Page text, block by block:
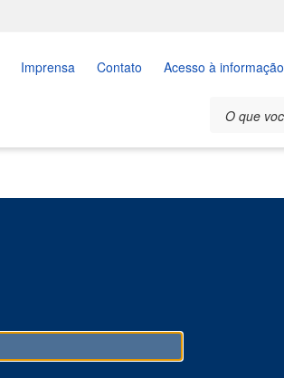
Imprensa Contato Acesso à informação